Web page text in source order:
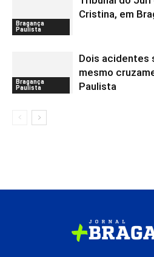
Bragança
Paulista
Cristina, em
Bragança
Paulista
Dois acidentes
mesmo
Paulista